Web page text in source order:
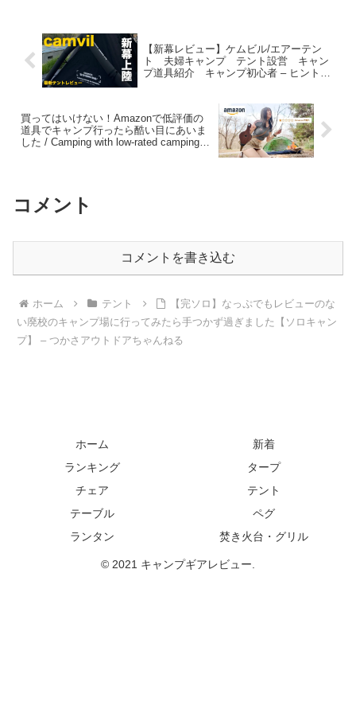
【新幕レビュー】ケムビル/エアーテン
ト 夫婦キャンプ テント設営 キャン
プ道具紹介 キャンプ初心者 – ヒントチ
買ってはいけない！Amazonで低評価の
道具でキャンプ行ったら酷い目にあいま
した / Camping with low-rated camping
コメント
コメントを書き込む
ホーム テント
【完ソロ】なっぷでもレビューのな
い廃校のキャンプ場に行ってみたら手つかず過ぎました【ソロキャン
プ】 – つかさアウトドアちゃんねる
ホーム
新着
ランキング
タープ
チェア
テント
テーブル
ペグ
ランタン
焚き火台・グリル
© 2021 キャンプギアレビュー.